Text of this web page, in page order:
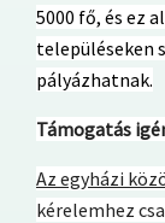
5000 fő, és ez
településeken
pályázhatnak.
Támogatás
Az egyházi
kérelemhez